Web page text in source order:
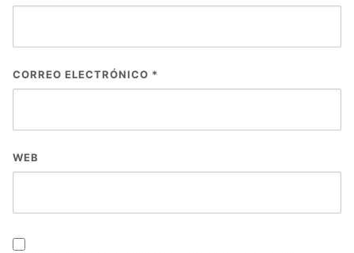
CORREO ELECTRÓNICO *
WEB